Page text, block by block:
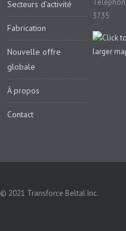
Secteurs d’activité
Fabrication
Nouvelle offre
globale
À propos
Contact
3735
© 2021 Transforce Beltal Inc.